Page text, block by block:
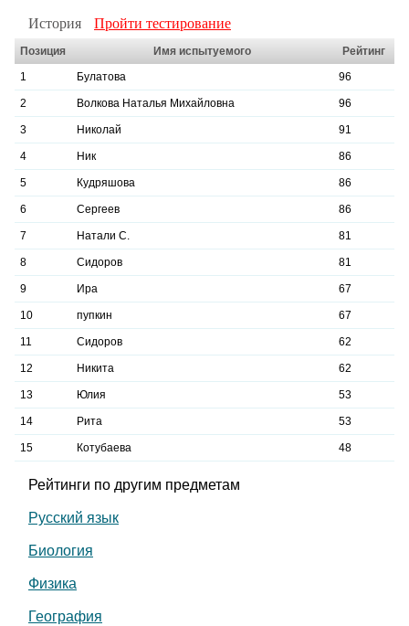
История
Пройти тестирование
Позиция Имя испытуемого
Рейтинг
1
Булатова 96
2 Волкова Наталья Михайловна 96
3 Николай 91
4 Ник 86
5 Кудряшова 86
6 Сергеев 86
7 Натали С. 81
8 Сидоров 81
9 Ира 67
10 пупкин 67
11 Сидоров 62
12 Никита 62
13 Юлия 53
14 Рита 53
15 Котубаева 48
Рейтинги по другим предметам
Русский язык
Биология
Физика
География